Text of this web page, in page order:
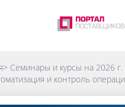
> Семинары и курсы на 2026 г.
и контроль